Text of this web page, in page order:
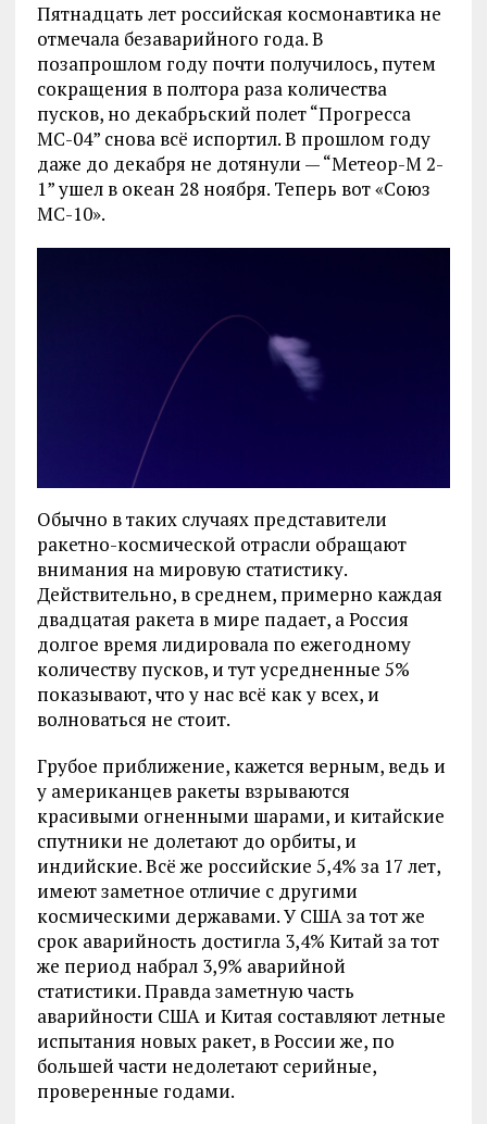
Пятнадцать лет российская космонавтика не
отмечала безаварийного года. В
позапрошлом году почти получилось, путем
сокращения в полтора раза количества
пусков, но декабрьский полет “Прогресса
МС-04” снова всё испортил. В прошлом году
даже до декабря не дотянули — “Метеор-М 2-
1” ушел в океан 28 ноября. Теперь вот «Союз
МС-10».
Обычно в таких случаях представители
ракетно-космической отрасли обращают
внимания на мировую статистику.
Действительно, в среднем, примерно каждая
двадцатая ракета в мире падает, а Россия
долгое время лидировала по ежегодному
количеству пусков, и тут усредненные 5%
показывают, что у нас всё как у всех, и
волноваться не стоит.
Грубое приближение, кажется верным, ведь и
у американцев ракеты взрываются
красивыми огненными шарами, и китайские
спутники не долетают до орбиты, и
индийские. Всё же российские 5,4% за 17 лет,
имеют заметное отличие с другими
космическими державами. У США за тот же
срок аварийность достигла 3,4% Китай за тот
же период набрал 3,9% аварийной
статистики. Правда заметную часть
аварийности США и Китая составляют летные
испытания новых ракет, в России же, по
большей части недолетают серийные,
проверенные годами.